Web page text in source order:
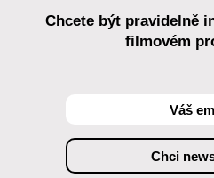
Chcete být pravidelně
filmovém